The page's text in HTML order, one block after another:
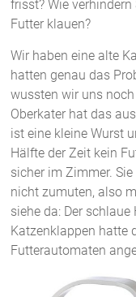
frisst? Wie
Futter klauen?
Wir haben eine alte
hatten genau das
wussten wir uns
Oberkater hat das
ist eine kleine Wurst
Hälfte der Zeit kein
sicher im Zimmer.
nicht zumuten, also
siehe da: Der
Katzenklappen hatte
Futterautomaten